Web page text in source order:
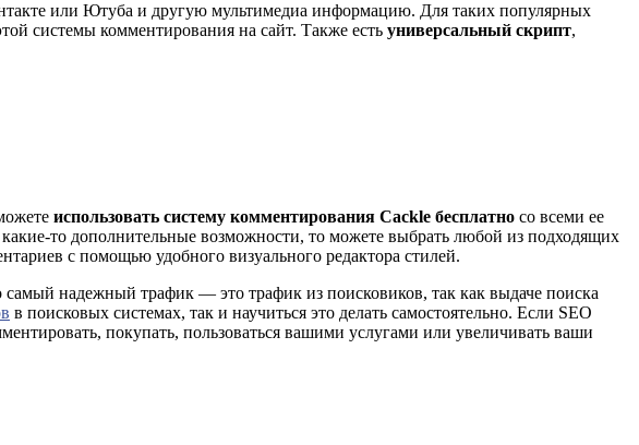
или Ютуба и другую мультимедиа информацию. Для таких популярных
системы комментирования на сайт. Также есть универсальный скрипт,
использовать систему комментирования Cackle бесплатно со всеми ее
то дополнительные возможности, то можете выбрать любой из подходящих
с помощью удобного визуального редактора стилей.
надежный трафик — это трафик из поисковиков, так как выдаче поиска
в поисковых системах, так и научиться это делать самостоятельно. Если SEO
покупать, пользоваться вашими услугами или увеличивать ваши